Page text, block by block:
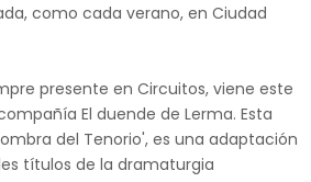
como cada verano, en Ciudad
presente en Circuitos, viene este
El duende de Lerma. Esta
del Tenorio', es una adaptación
títulos de la dramaturgia